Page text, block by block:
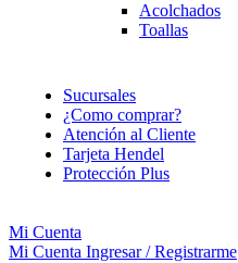
Acolchados
Toallas
Sucursales
¿Como comprar?
Atención al Cliente
Tarjeta Hendel
Protección Plus
Mi Cuenta
Mi Cuenta Ingresar / Registrarme